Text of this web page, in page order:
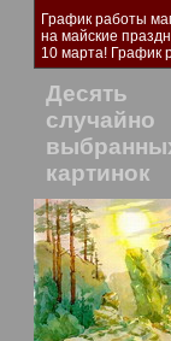
График работы
на майские
10 марта! График
Десять
случайно
картинок